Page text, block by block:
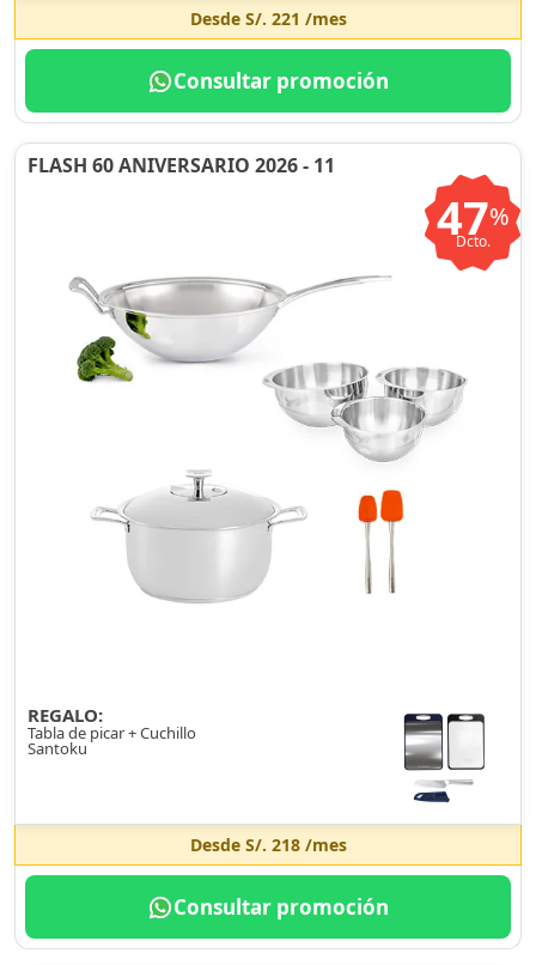
Desde S/. 221 /mes
Consultar promoción
FLASH 60 ANIVERSARIO 2026 - 11
47%
Dcto.
REGALO:
Tabla de picar + Cuchillo
Santoku
Desde S/. 218/mes
Consultar promoción